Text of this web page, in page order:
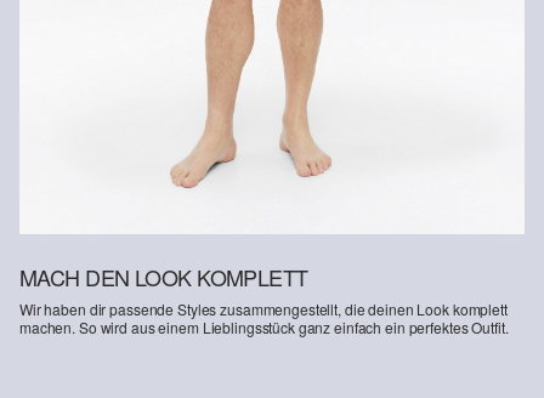
Weitere Informationen sind unserer „ Hilfe & FAQ
HIER online anmelden.
MACH DEN LOOK KOMPLETT
Wir haben dir passende Styles zusammengestellt, die deinen Look komplett
machen. So wird aus einem Lieblingsstück ganz einfach ein perfektes Outfit.